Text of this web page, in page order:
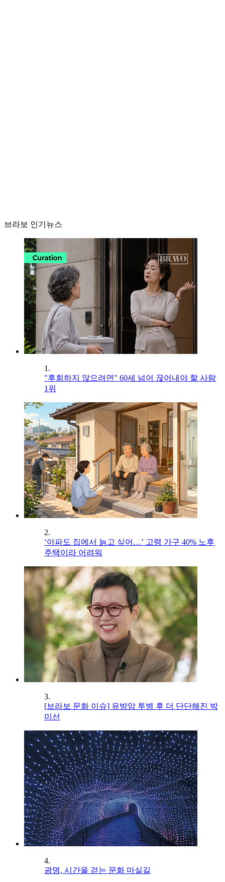
브라보 인기뉴스
1.
"후회하지 않으려면" 60세 넘어 끊어내야 할 사람
1위
2.
‘아파도 집에서 늙고 싶어…’ 고령 가구 40% 노후
주택이라 어려워
3.
[브라보 문화 이슈] 유방암 투병 후 더 단단해진 박
미선
4.
광명, 시간을 걷는 문화 마실길